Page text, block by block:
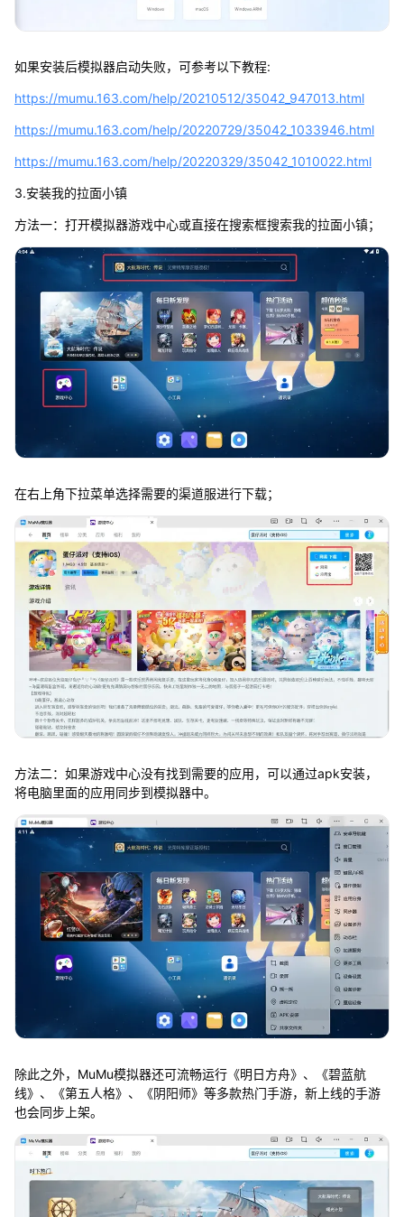
如果安装后模拟器启动失败，可参考以下教程:
https://mumu.163.com/help/20210512/35042_947013.html
https://mumu.163.com/help/20220729/35042_1033946.html
https://mumu.163.com/help/20220329/35042_1010022.html
3.安装我的拉面小镇
方法一：打开模拟器游戏中心或直接在搜索框搜索我的拉面小镇；
在右上角下拉菜单选择需要的渠道服进行下载；
方法二：如果游戏中心没有找到需要的应用，可以通过apk安装，
将电脑里面的应用同步到模拟器中。
除此之外，MuMu模拟器还可流畅运行《明日方舟》、《碧蓝航
线》、《第五人格》、《阴阳师》等多款热门手游，新上线的手游
也会同步上架。